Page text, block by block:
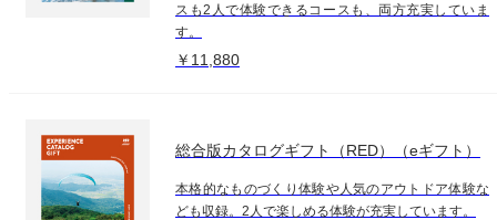
スも2人で体験できるコースも、両方充実していま
す。
￥11,880
総合版カタログギフト（RED）（eギフト）
本格的なものづくり体験や人気のアウトドア体験な
ども収録。2人で楽しめる体験が充実しています。